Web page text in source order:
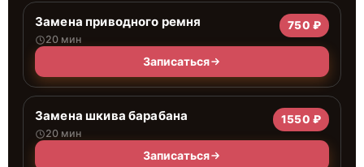
Замена приводного ремня
20 мин
750 ₽
Записаться
Замена шкива барабана
20 мин
1550 ₽
Записаться